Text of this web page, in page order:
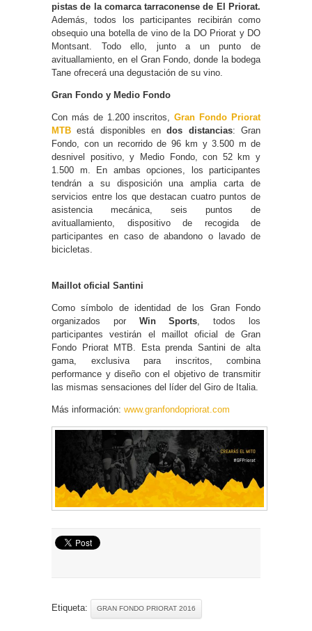
pistas de la comarca tarraconense de El Priorat.
Además, todos los participantes recibirán como
obsequio una botella de vino de la DO Priorat y DO
Montsant. Todo ello, junto a un punto de
avituallamiento, en el Gran Fondo, donde la bodega
Tane ofrecerá una degustación de su vino.
Gran Fondo y Medio Fondo
Con más de 1.200 inscritos,Gran Fondo Priorat
MTB está disponibles endos distancias: Gran
Fondo, con un recorrido de 96 km y 3.500 m de
desnivel positivo, y Medio Fondo, con 52 km y
1.500 m. En ambas opciones, los participantes
tendrán a su disposición una amplia carta de
servicios entre los que destacan cuatro puntos de
asistencia mecánica, seis puntos de
avituallamiento, dispositivo de recogida de
participantes en caso de abandono o lavado de
bicicletas.
Maillot oficial Santini
Como símbolo de identidad de los Gran Fondo
organizados por Win Sports , todos los
participantes vestirán el maillot oficial de Gran
Fondo Priorat MTB. Esta prenda Santini de alta
gama, exclusiva para inscritos, combina
performance y diseño con el objetivo de transmitir
las mismas sensaciones del líder del Giro de Italia.
Más información: www.granfondopriorat.com
Etiqueta: GRAN FONDO PRIORAT 2016